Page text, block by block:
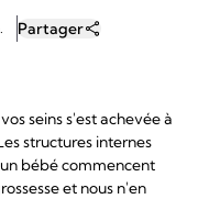
Partager
seins s'est achevée à
structures internes
bébé commencent
et nous n'en